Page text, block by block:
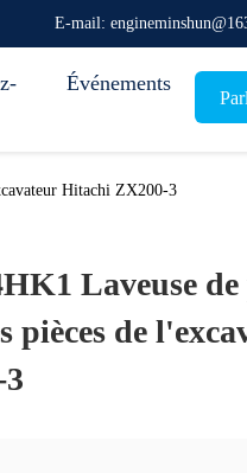
E-mail:
Événements
Hitachi ZX200-3
Laveuse de
pièces de